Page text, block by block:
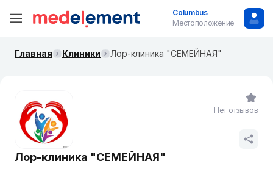
Columbus
Местоположение
Главная Клиники Лор-клиника "СЕМЕЙНАЯ"
Лор-клиника "СЕМЕЙНАЯ"
Нет отзывов